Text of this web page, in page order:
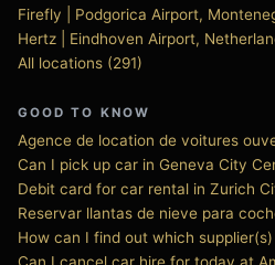
Firefly | Podgorica Airport,
Hertz | Eindhoven Airport,
All locations (291)
GOOD TO KNOW
Agence de location de voitures
Can I pick up car in Geneva City
Debit card for car rental in Zurich
Reservar llantas de nieve para
How can I find out which